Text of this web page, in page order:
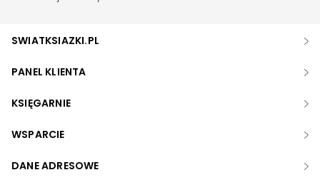
SWIATKSIAZKI.PL
PANEL KLIENTA
KSIĘGARNIE
WSPARCIE
DANE ADRESOWE